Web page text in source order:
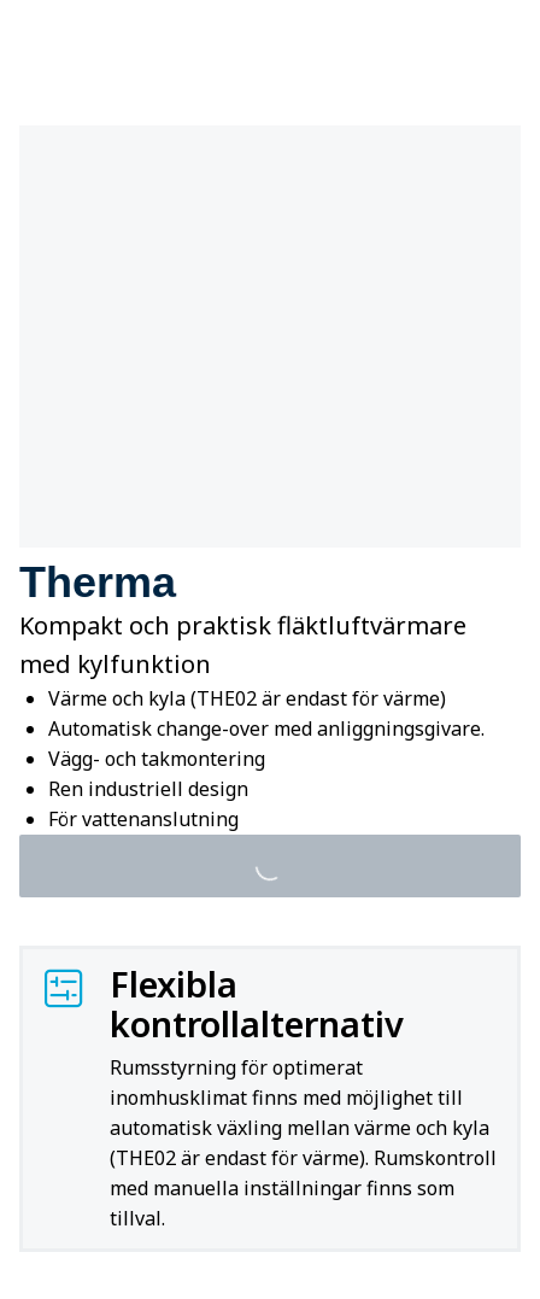
Therma
Kompakt och praktisk fläktluftvärmare
med kylfunktion
Värme och kyla (THE02 är endast för värme)
Automatisk change-over med anliggningsgivare.
Vägg- och takmontering
Ren industriell design
För vattenanslutning
Flexibla
kontrollalternativ
Rumsstyrning för optimerat
inomhusklimat finns med möjlighet till
automatisk växling mellan värme och kyla
(THE02 är endast för värme). Rumskontroll
med manuella inställningar finns som
tillval.